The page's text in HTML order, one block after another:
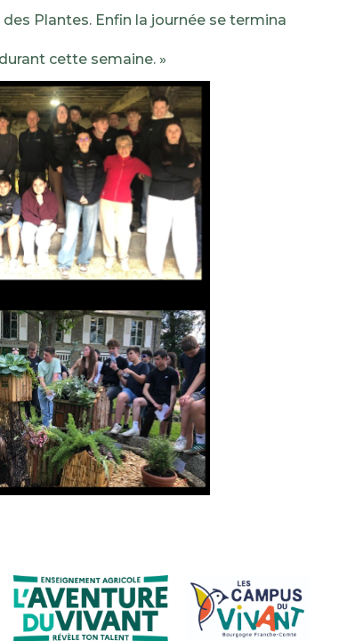
Plantes. Enfin la journée se termina
cette semaine. »